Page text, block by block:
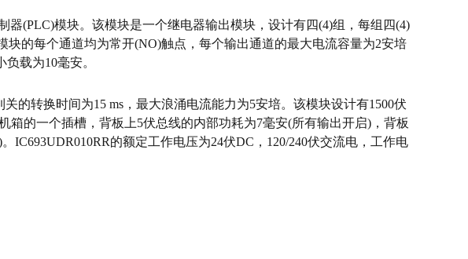
器(PLC)模块。该模块是一个继电器输出模块，设计有四(4)组，每组四(4)
的每个通道均为常开(NO)触点，每个输出通道的最大电流容量为2安培
载为10毫安。
的转换时间为15 ms，最大浪涌电流能力为5安培。该模块设计有1500伏
箱的一个插槽，背板上5伏总线的内部功耗为7毫安(所有输出开启)，背板
IC693UDR010RR的额定工作电压为24伏DC，120/240伏交流电，工作电